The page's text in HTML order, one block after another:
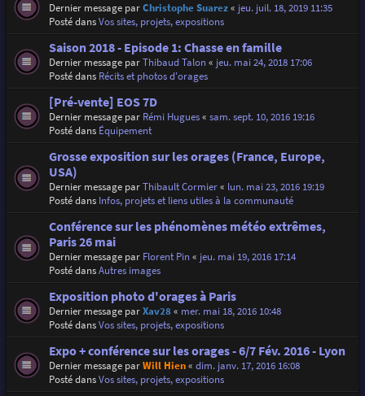
Dernier message parChristophe Suarez« jeu. juil. 18, 2019 11:35
Posté dansVos sites, projets, expositions
Saison 2018 - Episode 1: Chasse en famille
Dernier message parThibaud Talon« jeu. mai 24, 2018 17:06
Posté dans Récits et photos d'orages
[Pré-vente] EOS 7D
Dernier message par Rémi Hugues« sam. sept. 10, 2016 19:16
Posté dans Équipement
Grosse exposition sur les orages (France, Europe,
USA)
Dernier message parThibault Cormier« lun. mai 23, 2016 19:19
Posté dans Infos, projets et liens utiles à la communauté
Conférence sur les phénomènes météo extrêmes,
Paris 26 mai
Dernier message par Florent Pin« jeu. mai 19, 2016 17:14
Posté dansAutres images
Exposition photo d'orages à Paris
Dernier message parXav28« mer. mai 18, 2016 10:48
Posté dansVos sites, projets, expositions
Expo + conférence sur les orages - 6/7 Fév. 2016 - Lyon
Dernier message parWill Hien« dim. janv. 17, 2016 16:08
Posté dansVos sites, projets, expositions